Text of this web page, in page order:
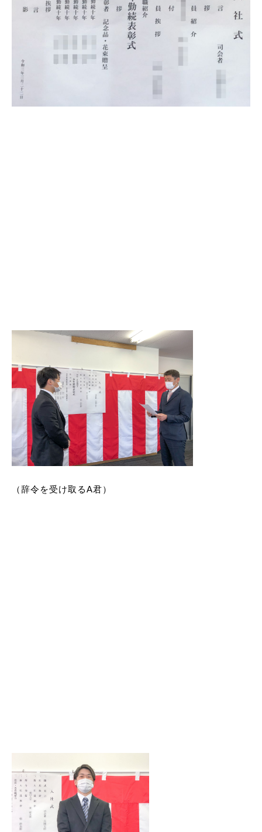
（辞令を受け取るA君）